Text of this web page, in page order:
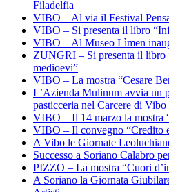
Filadelfia
VIBO – Al via il Festival
VIBO – Si presenta il libro
VIBO – Al Museo Lìmen
ZUNGRI – Si presenta il libro
medioevi”
VIBO – La mostra “Cesare
L’Azienda Mulinum avvia un
pasticceria nel Carcere di Vibo
VIBO – Il 14 marzo la mostra
VIBO – Il convegno “Credito
A Vibo le Giornate
Successo a Soriano Calabro
PIZZO – La mostra “Cuori
A Soriano la Giornata